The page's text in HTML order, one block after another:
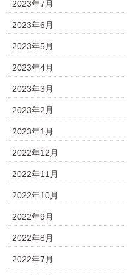
2023年7月
2023年6月
2023年5月
2023年4月
2023年3月
2023年2月
2023年1月
2022年12月
2022年11月
2022年10月
2022年9月
2022年8月
2022年7月